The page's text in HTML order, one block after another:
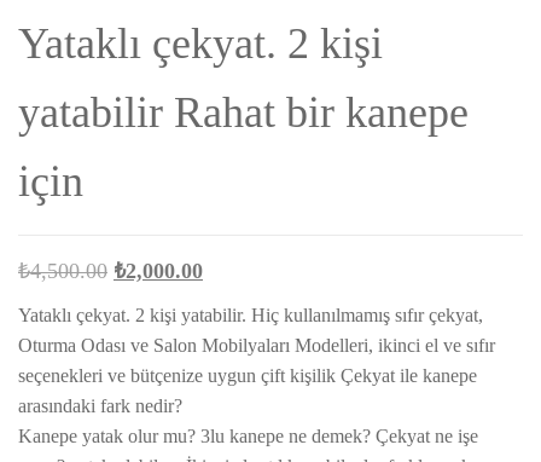
Yataklı çekyat. 2 kişi
yatabilir Rahat bir kanepe
için
₺4,500.00 Orijinal
fiyat:
₺4,500.00.
₺2,000.00Şu
andaki
fiyat:
₺2,000.00.
Yataklı çekyat. 2 kişi yatabilir. Hiç kullanılmamış sıfır çekyat,
Oturma Odası ve Salon Mobilyaları Modelleri, ikinci el ve sıfır
seçenekleri ve bütçenize uygun çift kişilik Çekyat ile kanepe
arasındaki fark nedir?
Kanepe yatak olur mu? 3lu kanepe ne demek? Çekyat ne işe